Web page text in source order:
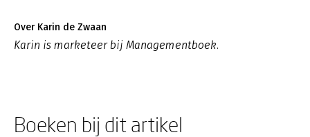
Over Karin de Zwaan
Karin is marketeer bij Managementboek.
Boeken bij dit artikel